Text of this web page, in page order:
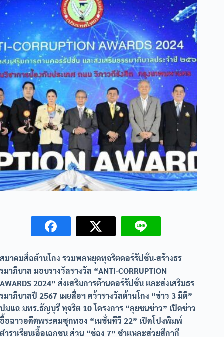
สมาคมสื่อต้านโกง รวมพลหยุดทุจริตคอร์รัปชั่น-สร้างธร
รมาภิบาล มอบรางวัลรางวัล “ANTI-CORRUPTION
AWARDS 2024” ส่งเสริมการต้านคอร์รัปชั่น และส่งเสริมธร
รมาภิบาลปี 2567 เผยสื่อฯ คว้ารางวัลต้านโกง “ข่าว 3 มิติ”
ปมแฉ มทร.ธัญบุรี ทุจริต 10 โครงการ “ลุยชนข่าว” เปิดข่าว
อื้อฉาวอดีตพระคมซุกทอง “เนชั่นทีวี 22” เปิดโปงพิมพ์
ตำราเรียนเอื้อเอกชน ส่วน “ช่อง 7” ชำแหละส่วยสีกากี